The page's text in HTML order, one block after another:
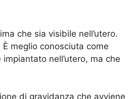
che sia visibile nell’utero.
meglio conosciuta come
nell’utero, ma che
di gravidanza che avviene